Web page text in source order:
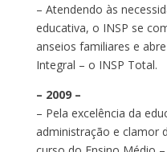
– Atendendo às
educativa, o INSP se
anseios familiares e
Integral – o INSP Total.
– 2009 –
– Pela excelência da
administração e clamor